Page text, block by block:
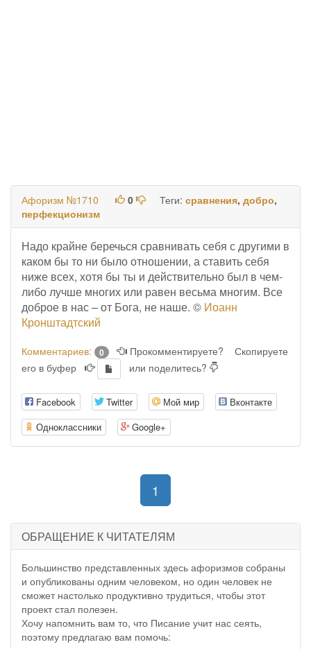
Афоризм №1710 0 Теги: сравнения, добро,
перфекционизм
Надо крайне беречься сравнивать себя с другими в
каком бы то ни было отношении, а ставить себя
ниже всех, хотя бы ты и действительно был в чем-
либо лучше многих или равен весьма многим. Все
доброе в нас – от Бога, не наше. © Иоанн
Кронштадтский
Комментариев: 0 Прокомментируете?
Скопируете
его в буфер
или поделитесь?
Facebook Twitter Мой мир
Вконтакте
Одноклассники
Google+
1
ОБРАЩЕНИЕ К ЧИТАТЕЛЯМ
Большинство представленных здесь афоризмов собраны
и опубликованы одним человеком, но один человек не
сможет настолько продуктивно трудиться, чтобы этот
проект стал полезен.
Хочу напомнить вам то, что Писание учит нас сеять,
поэтому предлагаю вам помочь: